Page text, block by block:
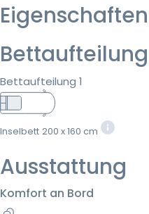
Eigenschaften
Bettaufteilung
Bettaufteilung 1
Inselbett 200 x 160 cm
Ausstattung
Komfort an Bord